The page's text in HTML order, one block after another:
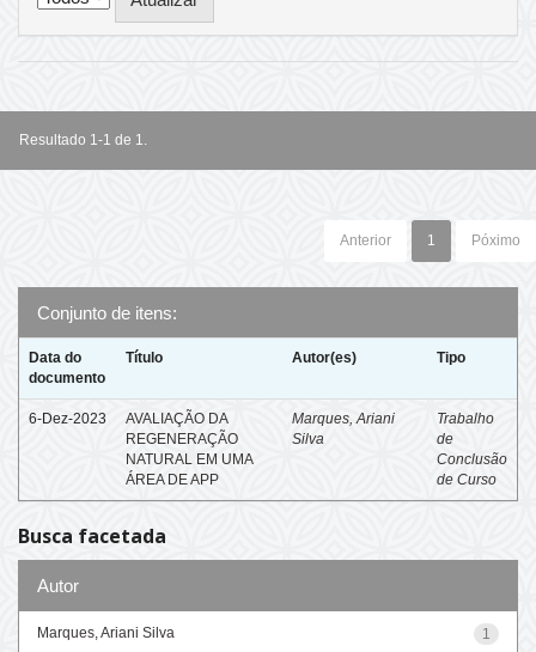
Resultado 1-1 de 1.
Anterior 1 Póximo
Conjunto de itens:
Data do
documento
Título Autor(es) Tipo
6-Dez-2023
AVALIAÇÃO DA
REGENERAÇÃO
NATURAL EM UMA
ÁREA DE APP
Marques, Ariani
Silva
Trabalho
de
Conclusão
de Curso
Busca facetada
Autor
1
Marques, Ariani Silva